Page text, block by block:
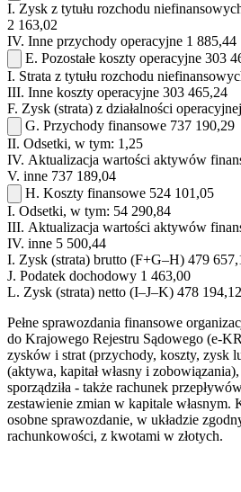
I. Zysk z tytułu rozchodu
2 163,02
IV. Inne przychody operacyjne 1 885,44
E. Pozostałe koszty operacyjne 303
I. Strata z tytułu rozchodu
III. Inne koszty operacyjne 303 465,24
F. Zysk (strata) z działalności
G. Przychody finansowe 737 190,29
II. Odsetki, w tym: 1,25
IV. Aktualizacja wartości aktywów
V. inne 737 189,04
H. Koszty finansowe 524 101,05
I. Odsetki, w tym: 54 290,84
III. Aktualizacja wartości aktywów
IV. inne 5 500,44
I. Zysk (strata) brutto (F+G–H) 479
J. Podatek dochodowy 1 463,00
L. Zysk (strata) netto (I–J–K) 478 194,12
Pełne sprawozdania finansowe
do Krajowego Rejestru Sądowego (e-
zysków i strat (przychody, koszty, zysk
(aktywa, kapitał własny i
sporządziła - także rachunek
zestawienie zmian w kapitale
osobne sprawozdanie, w układzie
rachunkowości, z kwotami w złotych.